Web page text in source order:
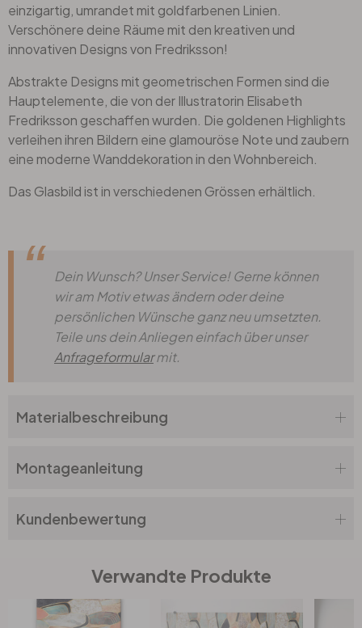
einzigartig, umrandet mit goldfarbenen Linien.
Verschönere deine Räume mit den kreativen und
innovativen Designs von Fredriksson!
Abstrakte Designs mit geometrischen Formen sind die
Hauptelemente, die von der Illustratorin Elisabeth
Fredriksson geschaffen wurden. Die goldenen Highlights
verleihen ihren Bildern eine glamouröse Note und zaubern
eine moderne Wanddekoration in den Wohnbereich.
Das Glasbild ist in verschiedenen Grössen erhältlich.
Dein Wunsch? Unser Service! Gerne können
wir am Motiv etwas ändern oder deine
persönlichen Wünsche ganz neu umsetzten.
Teile uns dein Anliegen einfach über unser
Anfrageformularmit.
Materialbeschreibung
Montageanleitung
Kundenbewertung
Verwandte Produkte